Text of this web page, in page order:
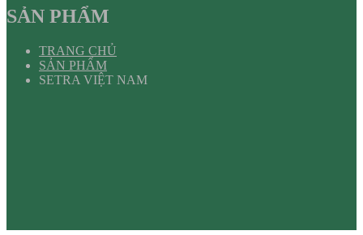
SẢN PHẨM
TRANG CHỦ
SẢN PHẨM
SETRA VIỆT NAM